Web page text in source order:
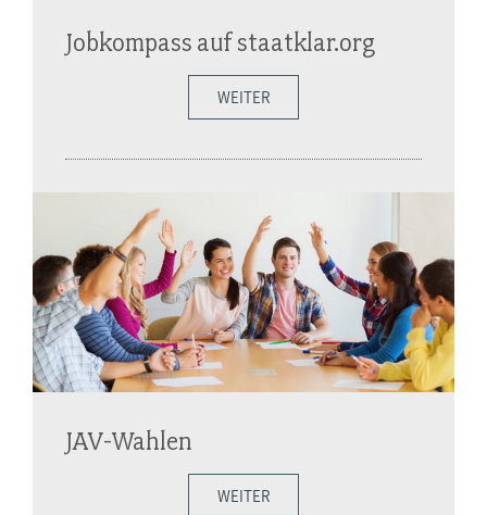
Jobkompass auf staatklar.org
WEITER
JAV-Wahlen
WEITER